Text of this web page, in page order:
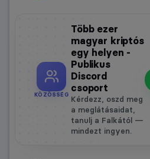
KÖZÖSSÉG
Több ezer
magyar kriptós
egy helyen -
Publikus
Discord
csoport
Kérdezz, oszd meg
a meglátásaidat,
tanulj a Falkától —
mindezt ingyen.